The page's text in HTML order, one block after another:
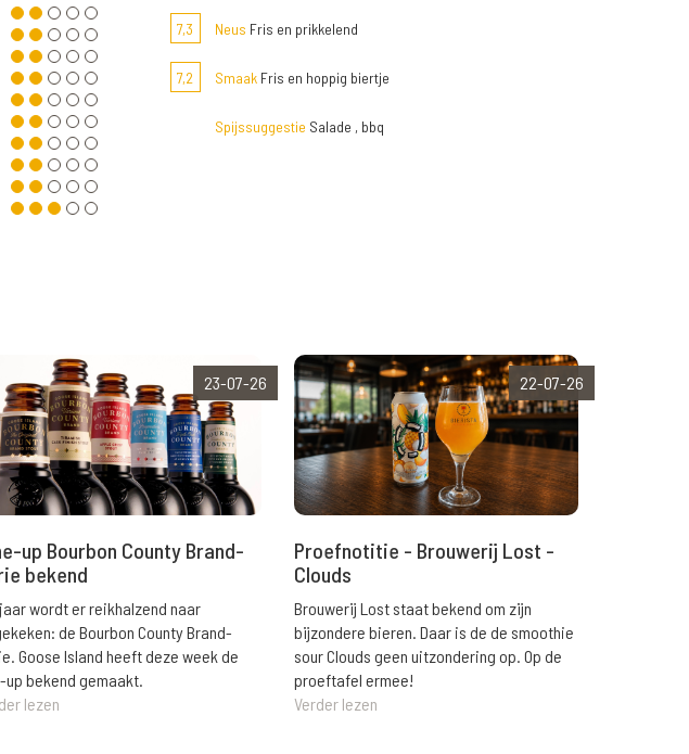
7,3 Neus Fris en prikkelend
7,2 SmaakFris en hoppig biertje
Spijssuggestie Salade , bbq
23-07-26
up Bourbon County Brand-
bekend
wordt er reikhalzend naar
de Bourbon County Brand-
Goose Island heeft deze week de
up bekend gemaakt.
lezen
22-07-26
Proefnotitie - Brouwerij Lost -
Clouds
Brouwerij Lost staat bekend om zijn
bijzondere bieren. Daar is de de smoothie
sour Clouds geen uitzondering op. Op de
proeftafel ermee!
Verder lezen